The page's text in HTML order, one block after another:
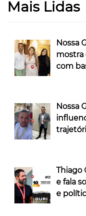
Mais Lidas
Nossa
mostra
com
Nossa
Thiago
e fala
e